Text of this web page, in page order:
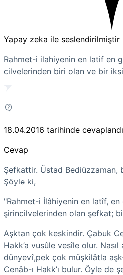
Yapay zeka ile seslendirilmiştir
Rahmet-i ilahiyenin en latif en
cilvelerinden biri olan ve bir
18.04.2016 tarihinde
Cevap
Şefkattir. Üstad Bediüzzaman,
Şöyle ki,
"Rahmet-i İlâhiyenin en latîf, en
şirincilvelerinden olan şefkat;
Aşktan çok keskindir. Çabuk
Hakk’a vusûle vesîle olur. Nasıl
dünyevî,pek çok müşkilâtla
Cenâb-ı Hakk’ı bulur. Öyle de